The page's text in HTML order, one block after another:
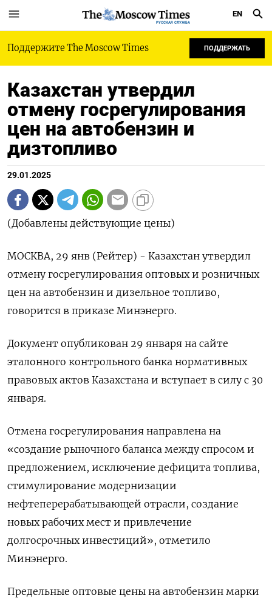
РУССКАЯ СЛУЖБА
EN
Поддержите The Moscow Times ПОДДЕРЖАТЬ
Казахстан утвердил
отмену госрегулирования
цен на автобензин и
дизтопливо
29.01.2025
(Добавлены действующие цены)
МОСКВА, 29 янв (Рейтер) - Казахстан утвердил
отмену госрегулирования оптовых и розничных
цен на автобензин и дизельное топливо,
говорится в приказе Минэнерго.
Документ опубликован 29 января на сайте
эталонного контрольного банка нормативных
правовых актов Казахстана и вступает в силу с 30
января.
Отмена госрегулирования направлена на
«создание рыночного баланса между спросом и
предложением, исключение дефицита топлива,
стимулирование модернизации
нефтеперерабатывающей отрасли, создание
новых рабочих мест и привлечение
долгосрочных инвестиций», отметило
Минэнерго.
Предельные оптовые цены на автобензин марки